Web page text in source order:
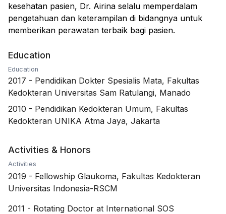
kesehatan pasien, Dr. Airina selalu memperdalam
pengetahuan dan keterampilan di bidangnya untuk
memberikan perawatan terbaik bagi pasien.
Education
Education
2017 - Pendidikan Dokter Spesialis Mata, Fakultas
Kedokteran Universitas Sam Ratulangi, Manado
2010 - Pendidikan Kedokteran Umum, Fakultas
Kedokteran UNIKA Atma Jaya, Jakarta
Activities & Honors
Activities
2019 - Fellowship Glaukoma, Fakultas Kedokteran
Universitas Indonesia-RSCM
2011 - Rotating Doctor at International SOS